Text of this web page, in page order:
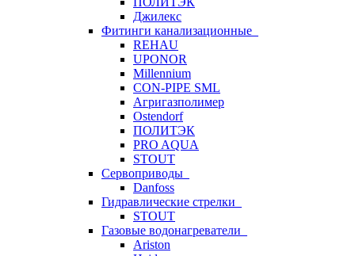
Джилекс
Фитинги канализационные
REHAU
UPONOR
Millennium
CON-PIPE SML
Агригазполимер
Ostendorf
ПОЛИТЭК
PRO AQUA
STOUT
Сервоприводы
Danfoss
Гидравлические стрелки
STOUT
Газовые водонагреватели
Ariston